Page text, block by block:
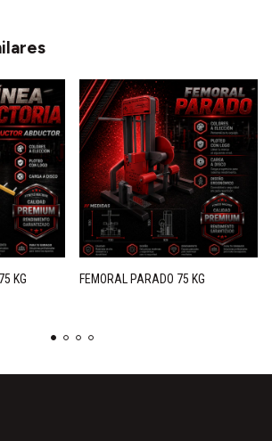
KG FEMORAL PARADO 75 KG